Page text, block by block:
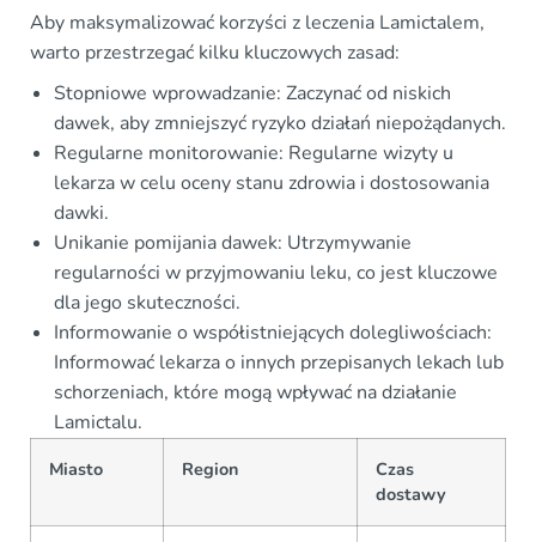
Aby maksymalizować korzyści z leczenia Lamictalem,
warto przestrzegać kilku kluczowych zasad:
Stopniowe wprowadzanie: Zaczynać od niskich
dawek, aby zmniejszyć ryzyko działań niepożądanych.
Regularne monitorowanie: Regularne wizyty u
lekarza w celu oceny stanu zdrowia i dostosowania
dawki.
Unikanie pomijania dawek: Utrzymywanie
regularności w przyjmowaniu leku, co jest kluczowe
dla jego skuteczności.
Informowanie o współistniejących dolegliwościach:
Informować lekarza o innych przepisanych lekach lub
schorzeniach, które mogą wpływać na działanie
Lamictalu.
Miasto Region
Czas
dostawy